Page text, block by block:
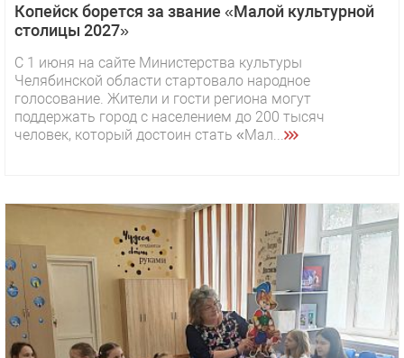
Копейск борется за звание «Малой культурной
столицы 2027»
С 1 июня на сайте Министерства культуры
Челябинской области стартовало народное
голосование. Жители и гости региона могут
поддержать город с населением до 200 тысяч
человек, который достоин стать «Мал...